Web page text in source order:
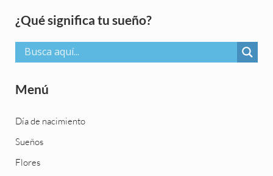
Sidebar
¿Qué significa tu sueño?
Menú
Día de nacimiento
Sueños
Flores